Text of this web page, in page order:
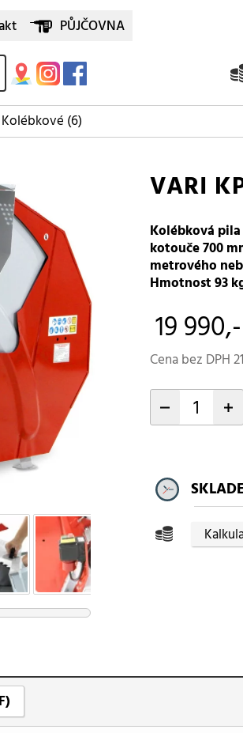
PŮJČOVNA
Kolébkové (6)
VARI
Kolébková
kotouče 700
metrového
Hmotnost 93
19 990,-
Cena bez DPH
- +